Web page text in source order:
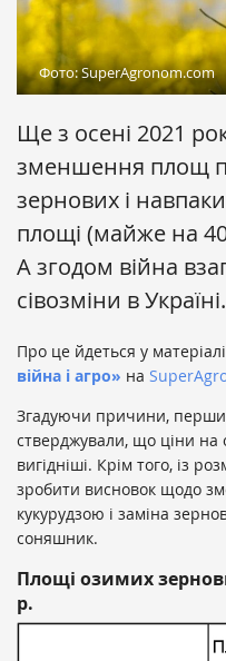
Фото: SuperAgronom.com
Ще з осені 2021
зменшення площ
зернових і
площі (майже на
А згодом війна
сівозміни в Україні.
Про це йдеться у
війна і агро» на
Згадуючи причини,
стверджували, що ціни на
вигідніші. Крім того, із
зробити висновок щодо
кукурудзою і заміна
соняшник.
Площі озимих
р.